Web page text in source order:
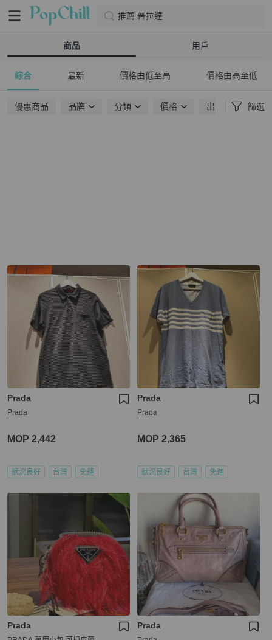
推薦 普拉達
商品 用戶
綜合 最新 價格由低至高 價格由高至低
優惠商品 品牌 分類 價格 出貨地點 篩選
Prada
Prada
MOP 2,442
狀況良好 台灣 免運
Prada
Prada
MOP 2,365
狀況良好 台灣 免運
Prada Prada